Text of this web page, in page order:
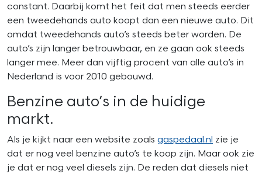
constant. Daarbij komt het feit dat men steeds eerder
een tweedehands auto koopt dan een nieuwe auto. Dit
omdat tweedehands auto’s steeds beter worden. De
auto’s zijn langer betrouwbaar, en ze gaan ook steeds
langer mee. Meer dan vijftig procent van alle auto’s in
Nederland is voor 2010 gebouwd.
Benzine auto’s in de huidige
markt.
Als je kijkt naar een website zoals gaspedaal.nl zie je
dat er nog veel benzine auto’s te koop zijn. Maar ook zie
je dat er nog veel diesels zijn. De reden dat diesels niet